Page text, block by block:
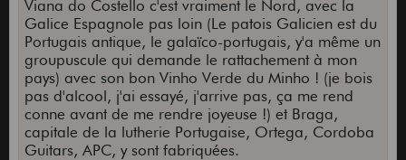
Viana do Costello c'est vraiment le Nord, avec la
Galice Espagnole pas loin (Le patois Galicien est du
Portugais antique, le galaïco-portugais, y'a même un
groupuscule qui demande le rattachement à mon
pays) avec son bon Vinho Verde du Minho ! (je bois
pas d'alcool, j'ai essayé, j'arrive pas, ça me rend
conne avant de me rendre joyeuse !) et Braga,
capitale de la lutherie Portugaise, Ortega, Cordoba
Guitars, APC, y sont fabriquées.